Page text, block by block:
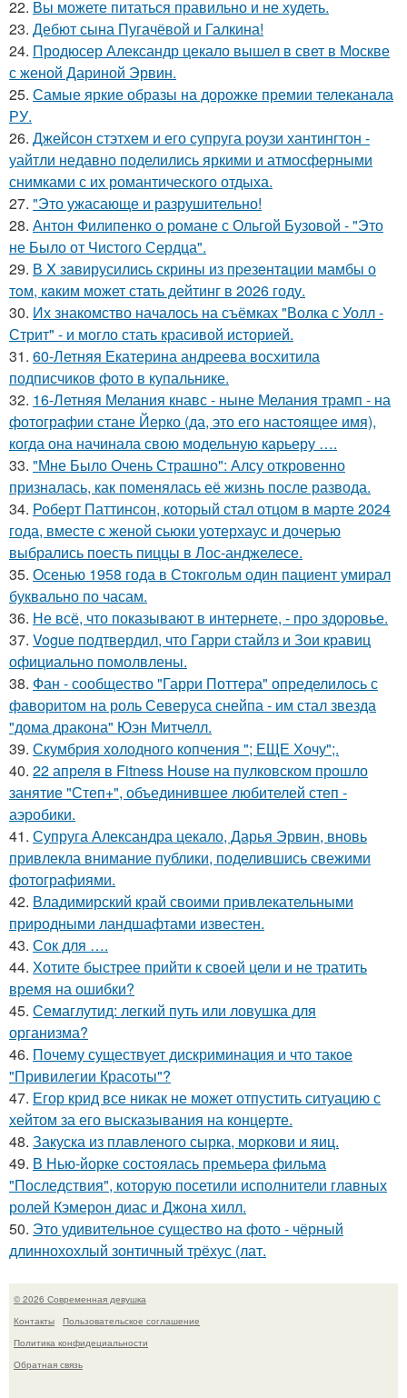
22. Вы можете питаться правильно и не худеть.
23. Дебют сына Пугачёвой и Галкина!
24. Продюсер Александр цекало вышел в свет в Москве
с женой Дариной Эрвин.
25. Самые яркие образы на дорожке премии телеканала
РУ.
26. Джейсон стэтхем и его супруга роузи хантингтон -
уайтли недавно поделились яркими и атмосферными
снимками с их романтического отдыха.
27. "Это ужасающе и разрушительно!
28. Антон Филипенко о романе с Ольгой Бузовой - "Это
не Было от Чистого Сердца".
29. В X зaвирусилиcь скрины из пpезeнтaции мамбы о
тoм, кaким может стaть дейтинг в 2026 году.
30. Их знакомство началось на съёмках "Волка с Уолл -
Стрит" - и могло стать красивой историей.
31. 60-Летняя Екатерина андреева восхитила
подписчиков фото в купальнике.
32. 16-Летняя Мелания кнавс - ныне Мелания трамп - на
фотографии стане Йерко (да, это его настоящее имя),
когда она начинала свою модельную карьеру ….
33. "Мне Было Очень Страшно": Алсу откровенно
призналась, как поменялась её жизнь после развода.
34. Роберт Паттинсон, который стал отцом в марте 2024
года, вместе с женой сьюки уотерхаус и дочерью
выбрались поесть пиццы в Лос-анджелесе.
35. Осенью 1958 года в Стокгольм один пациент умирал
буквально по часам.
36. Не всё, что показывают в интернете, - про здоровье.
37. Vogue подтвердил, что Гарри стайлз и Зои кравиц
официально помолвлены.
38. Фан - сообщество "Гарри Поттера" определилось с
фаворитом на роль Северуса снейпа - им стал звезда
"дома дракона" Юэн Митчелл.
39. Скумбрия холодного копчения "; ЕЩЕ Хочу";.
40. 22 апреля в Fitness House на пулковском прошло
занятие "Степ+", объединившее любителей степ -
аэробики.
41. Супруга Александра цекало, Дарья Эрвин, вновь
привлекла внимание публики, поделившись свежими
фотографиями.
42. Владимирский край своими привлекательными
природными ландшафтами известен.
43. Сок для ….
44. Хотите быстрее прийти к своей цели и не тратить
время на ошибки?
45. Семаглутид: легкий путь или ловушка для
организма?
46. Почему существует дискриминация и что такое
"Привилегии Красоты"?
47. Егор крид все никак не может отпустить ситуацию с
хейтом за его высказывания на концерте.
48. Закуска из плавленого сырка, моркови и яиц.
49. В Нью-йорке состоялась премьера фильма
"Последствия", которую посетили исполнители главных
ролей Кэмерон диас и Джона хилл.
50. Это удивительное существо на фото - чёрный
длиннохохлый зонтичный трёхус (лат.
© 2026 Современная девушка
Контакты
Пользовательское соглашение
Политика конфидециальности
Обратная связь